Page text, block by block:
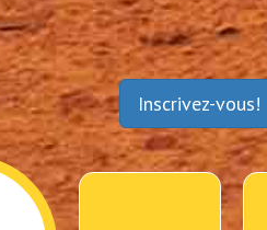
Inscrivez-vous!